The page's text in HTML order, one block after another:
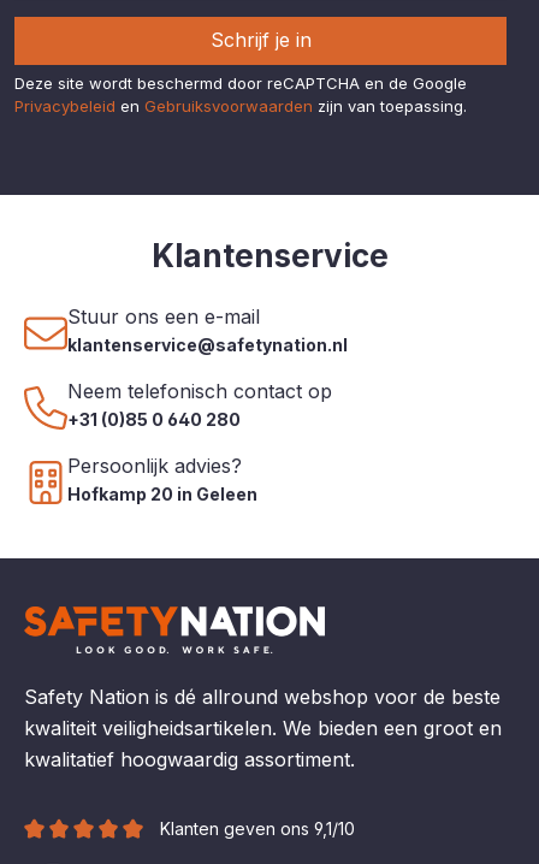
Schrijf je in
Deze site wordt beschermd door reCAPTCHA en de Google
Privacybeleid en Gebruiksvoorwaarden zijn van toepassing.
Klantenservice
Stuur ons een e-mail
klantenservice@safetynation.nl
Neem telefonisch contact op
+31 (0)85 0 640 280
Persoonlijk advies?
Hofkamp 20 in Geleen
Safety Nation is dé allround webshop voor de beste
kwaliteit veiligheidsartikelen. We bieden een groot en
kwalitatief hoogwaardig assortiment.
Klanten geven ons 9,1/10